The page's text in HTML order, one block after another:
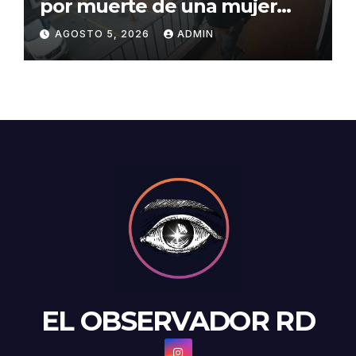
por muerte de una mujer
durante intento de robo en
plaza comercial en Piantini
AGOSTO 5, 2026 ADMIN
EL OBSERVADOR RD